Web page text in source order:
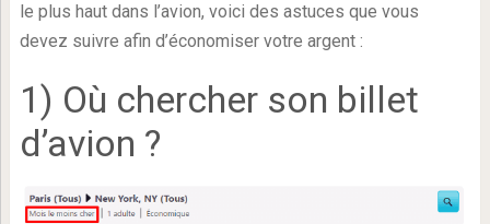
le plus haut dans l’avion, voici des astuces que vous
devez suivre afin d’économiser votre argent :
1) Où chercher son billet
d’avion ?